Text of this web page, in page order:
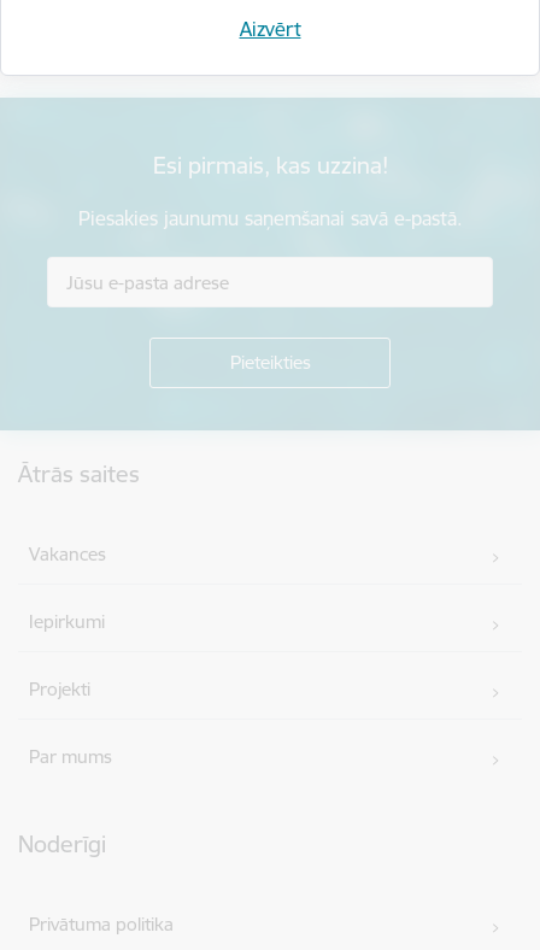
Aizvērt
Sniegt atsauksmi
Esi pirmais, kas uzzina!
Piesakies jaunumu saņemšanai savā e-pastā.
Ātrās saites
Vakances
Iepirkumi
Projekti
Par mums
Noderīgi
Privātuma politika